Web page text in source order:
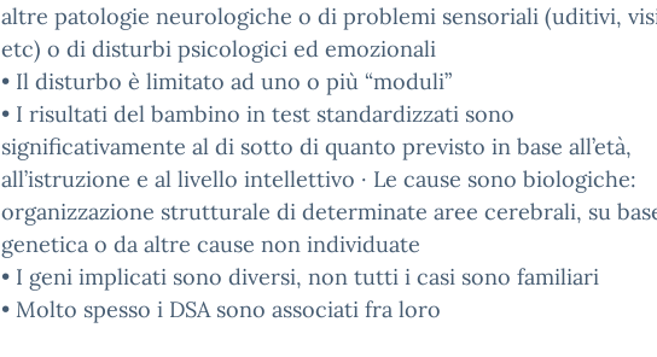
altre patologie neurologiche o di problemi sensoriali (uditivi,
etc) o di disturbi psicologici ed emozionali
• Il disturbo è limitato ad uno o più “moduli”
• I risultati del bambino in test standardizzati sono
significativamente al di sotto di quanto previsto in base all’età,
all’istruzione e al livello intellettivo · Le cause sono biologiche:
organizzazione strutturale di determinate aree cerebrali, su
genetica o da altre cause non individuate
• I geni implicati sono diversi, non tutti i casi sono familiari
• Molto spesso i DSA sono associati fra loro